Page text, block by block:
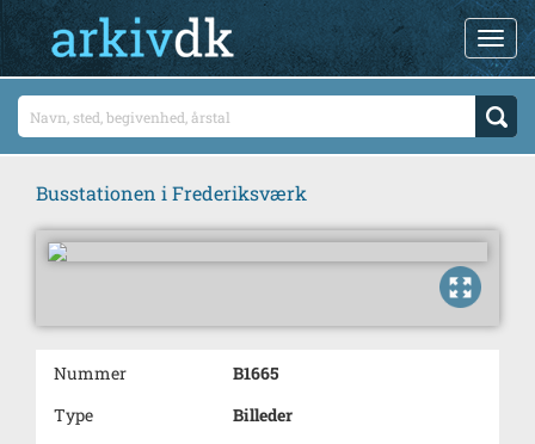
Busstationen i Frederiksværk
Nummer
B1665
Type
Billeder